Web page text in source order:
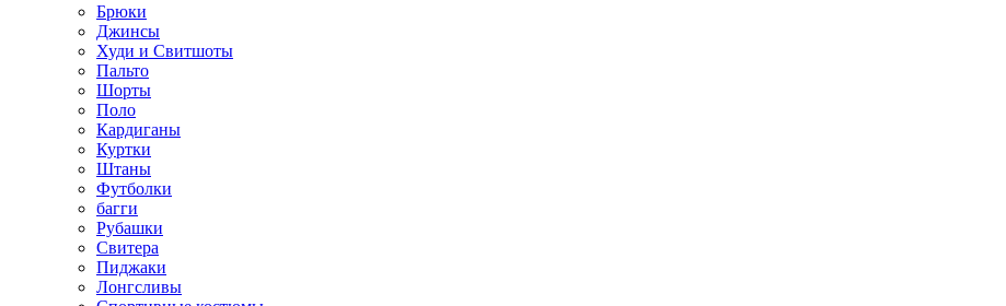
Брюки
Джинсы
Худи и Свитшоты
Пальто
Шорты
Поло
Кардиганы
Куртки
Штаны
Футболки
багги
Рубашки
Свитера
Пиджаки
Лонгсливы